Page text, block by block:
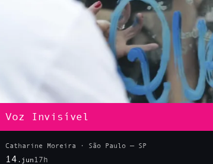
Voz Invisível
Catharine Moreira · São Paulo — SP
14 .jun 17h